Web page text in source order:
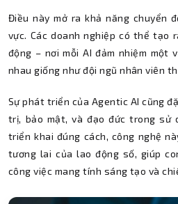
Điều này mở ra khả năng chuyển
vực. Các doanh nghiệp có thể tạo
động – nơi mỗi AI đảm nhiệm một
nhau giống như đội ngũ nhân viên
Sự phát triển của Agentic AI cũng
trị, bảo mật, và đạo đức trong sử
triển khai đúng cách, công nghệ
tương lai của lao động số, giúp
công việc mang tính sáng tạo và